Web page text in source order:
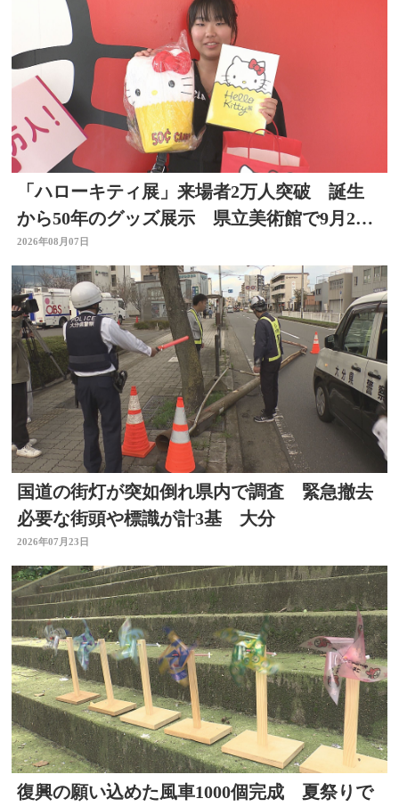
「ハローキティ展」来場者2万人突破 誕生
から50年のグッズ展示 県立美術館で9月23
日まで
2026年08月07日
国道の街灯が突如倒れ県内で調査 緊急撤去
必要な街頭や標識が計3基 大分
2026年07月23日
復興の願い込めた風車1000個完成 夏祭りで